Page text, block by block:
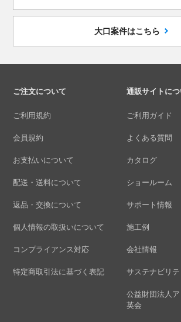
大口案件はこちら
ご注文について
ご利用規約
会員規約
お支払いについて
配送・送料について
返品・交換について
個人情報の取扱いについて
コンプライアンス対応
特定商取引法に基づく表記
通販サイトにつ
ご利用ガイド
よくある質問
カタログ
ショールーム
サポート情報
施工例
会社情報
サステナビリテ
公益財団法人
英会